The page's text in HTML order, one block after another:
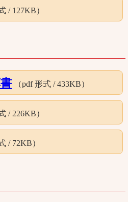
/ 127KB）
（pdf 形式 / 433KB）
/ 226KB）
/ 72KB）